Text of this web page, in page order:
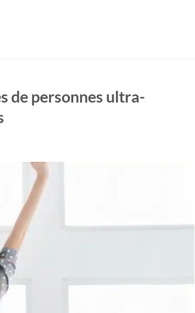
de personnes ultra-